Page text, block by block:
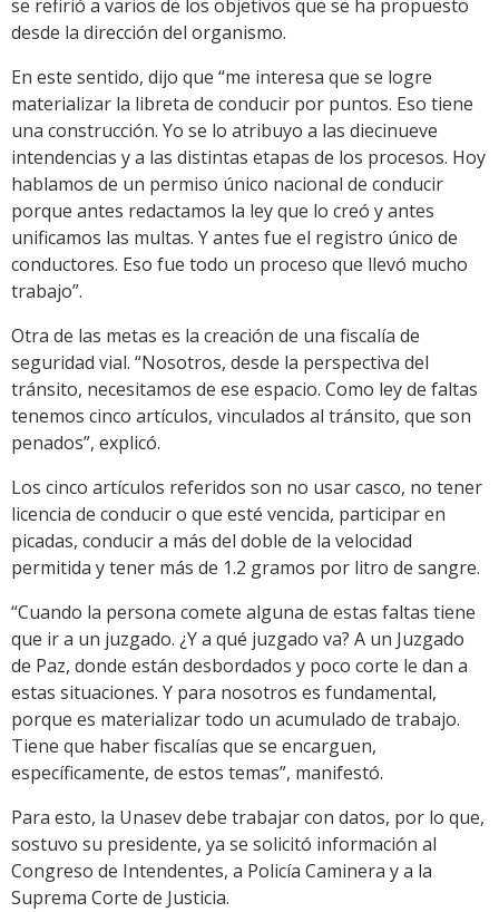
se refirió a varios de los objetivos que se ha propuesto
desde la dirección del organismo.
En este sentido, dijo que “me interesa que se logre
materializar la libreta de conducir por puntos. Eso tiene
una construcción. Yo se lo atribuyo a las diecinueve
intendencias y a las distintas etapas de los procesos. Hoy
hablamos de un permiso único nacional de conducir
porque antes redactamos la ley que lo creó y antes
unificamos las multas. Y antes fue el registro único de
conductores. Eso fue todo un proceso que llevó mucho
trabajo”.
Otra de las metas es la creación de una fiscalía de
seguridad vial. “Nosotros, desde la perspectiva del
tránsito, necesitamos de ese espacio. Como ley de faltas
tenemos cinco artículos, vinculados al tránsito, que son
penados”, explicó.
Los cinco artículos referidos son no usar casco, no tener
licencia de conducir o que esté vencida, participar en
picadas, conducir a más del doble de la velocidad
permitida y tener más de 1.2 gramos por litro de sangre.
“Cuando la persona comete alguna de estas faltas tiene
que ir a un juzgado. ¿Y a qué juzgado va? A un Juzgado
de Paz, donde están desbordados y poco corte le dan a
estas situaciones. Y para nosotros es fundamental,
porque es materializar todo un acumulado de trabajo.
Tiene que haber fiscalías que se encarguen,
específicamente, de estos temas”, manifestó.
Para esto, la Unasev debe trabajar con datos, por lo que,
sostuvo su presidente, ya se solicitó información al
Congreso de Intendentes, a Policía Caminera y a la
Suprema Corte de Justicia.